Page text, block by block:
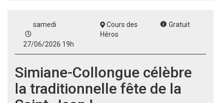
samedi
27/06/2026 19h
Cours des
Héros
Gratuit
Simiane-Collongue célèbre
la traditionnelle fête de la